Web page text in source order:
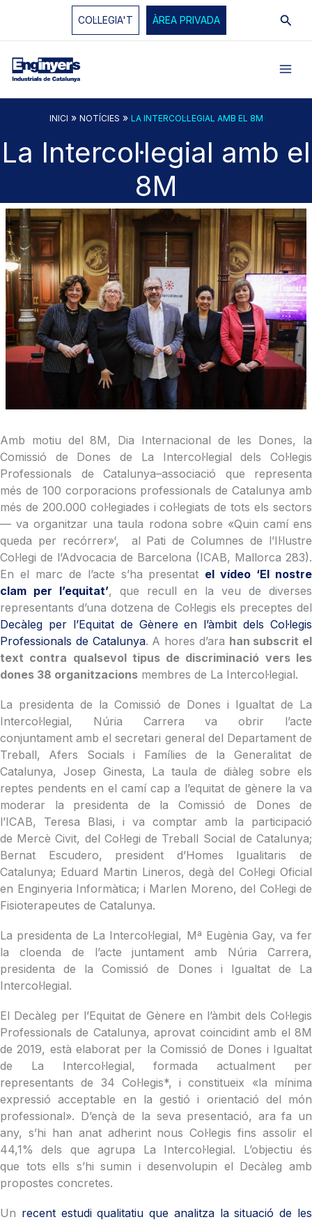
COL·LEGIA'T ÀREA PRIVADA
INICI » NOTÍCIES » LA INTERCOL·LEGIAL AMB EL 8M
La Intercol·legial amb el
8M
Amb motiu del 8M, Dia Internacional de les Dones, la
Comissió de Dones de La Intercol·legial dels Col·legis
Professionals de Catalunya–associació que representa
més de 100 corporacions professionals de Catalunya amb
més de 200.000 col·legiades i col·legiats de tots els sectors
— va organitzar una taula rodona sobre «Quin camí ens
queda per recórrer»‘, al Pati de Columnes de l’Il·lustre
Col·legi de l’Advocacia de Barcelona (ICAB, Mallorca 283).
En el marc de l’acte s’ha presentat el vídeo ‘El nostre
clam per l’equitat’, que recull en la veu de diverses
representants d’una dotzena de Col·legis els preceptes del
Decàleg per l’Equitat de Gènere en l’àmbit dels Col·legis
Professionals de Catalunya. A hores d’ara han subscrit el
text contra qualsevol tipus de discriminació vers les
dones 38 organitzacions membres de La Intercol·legial.
La presidenta de la Comissió de Dones i Igualtat de La
Intercol·legial, Núria Carrera va obrir l’acte
conjuntament amb el secretari general del Departament de
Treball, Afers Socials i Famílies de la Generalitat de
Catalunya, Josep Ginesta, La taula de diàleg sobre els
reptes pendents en el camí cap a l’equitat de gènere la va
moderar la presidenta de la Comissió de Dones de
l’ICAB, Teresa Blasi, i va comptar amb la participació
de Mercè Civit, del Col·legi de Treball Social de Catalunya;
Bernat Escudero, president d’Homes Igualitaris de
Catalunya; Eduard Martin Lineros, degà del Col·legi Oficial
en Enginyeria Informàtica; i Marlen Moreno, del Col·legi de
Fisioterapeutes de Catalunya.
La presidenta de La Intercol·legial, Mª Eugènia Gay, va fer
la cloenda de l’acte juntament amb Núria Carrera,
presidenta de la Comissió de Dones i Igualtat de La
Intercol·legial.
El Decàleg per l’Equitat de Gènere en l’àmbit dels Col·legis
Professionals de Catalunya, aprovat coincidint amb el 8M
de 2019, està elaborat per la Comissió de Dones i Igualtat
de La Intercol·legial, formada actualment per
representants de 34 Col·legis*, i constitueix «la mínima
expressió acceptable en la gestió i orientació del món
professional». D’ençà de la seva presentació, ara fa un
any, s’hi han anat adherint nous Col·legis fins assolir el
44,1% dels que agrupa La Intercol·legial. L’objectiu és
que tots ells s’hi sumin i desenvolupin el Decàleg amb
propostes concretes.
Un recent estudi qualitatiu que analitza la situació de les